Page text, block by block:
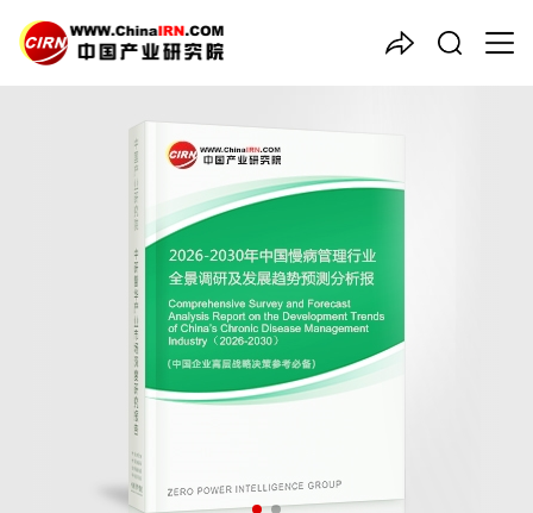
中国产业咨询领导者
2026-2030年中国
行业全景调研及发展趋势预测
分析报告
品质保障，一年免费更新维护
出版日期：2026年3月
《2026-2030年中国慢病管理行业全景调研及发展趋势预测分析
报告》由中研普华慢病管理行业分析专家领衔撰写，主要分析了慢
病管理行业的市场规模、发展现状与投资前景，同时对慢病管理行
业的未来发展做出科学的趋势预测和专业的慢病管理行业数据分
析，帮助客户评估慢病管理行业投资价值。
27年研究经验，深度洞察行业驱动力
多元化、高学历的实战型精英团队